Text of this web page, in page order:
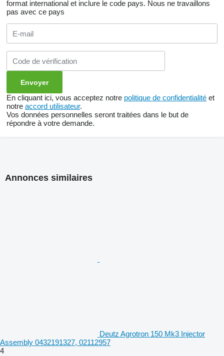
format international et inclure le code pays. Nous ne travaillons
pas avec ce pays
En cliquant ici, vous acceptez notre politique de confidentialité et
notre accord utilisateur.
Vos données personnelles seront traitées dans le but de
répondre à votre demande.
Annonces similaires
Deutz Agrotron 150 Mk3 Injector
Assembly 0432191327, 02112957
4